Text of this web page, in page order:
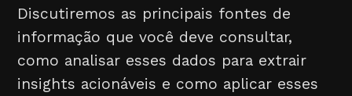
Discutiremos as principais fontes de
informação que você deve consultar,
como analisar esses dados para extrair
insights acionáveis e como aplicar esses